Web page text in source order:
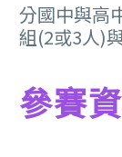
分國中與高
組(2或3人)
參賽